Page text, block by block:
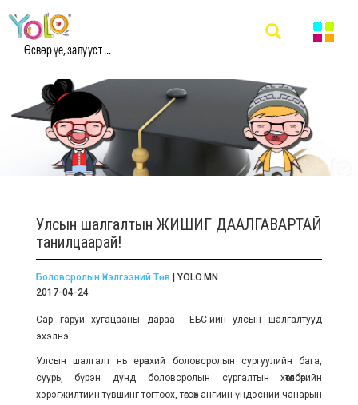
Өсвөр үе, залууст ...
Улсын шалгалтын ЖИШИГ ДААЛГАВАРТАЙ
танилцаарай!
Боловсролын Үнэлгээний Төв | YOLO.MN
2017-04-24
Сар гаруй хугацааны дараа ЕБС-ийн улсын шалгалтууд
эхэлнэ.
Улсын шалгалт нь ерөнхий боловсролын сургуулийн бага,
суурь, бүрэн дунд боловсролын сургалтын хөтөлбөрийн
хэрэгжилтийн түвшинг тогтоох, төгсөх ангийн үндэсний чанарын